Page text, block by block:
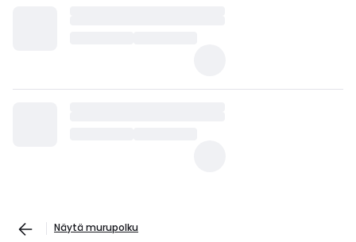
Näytä murupolku